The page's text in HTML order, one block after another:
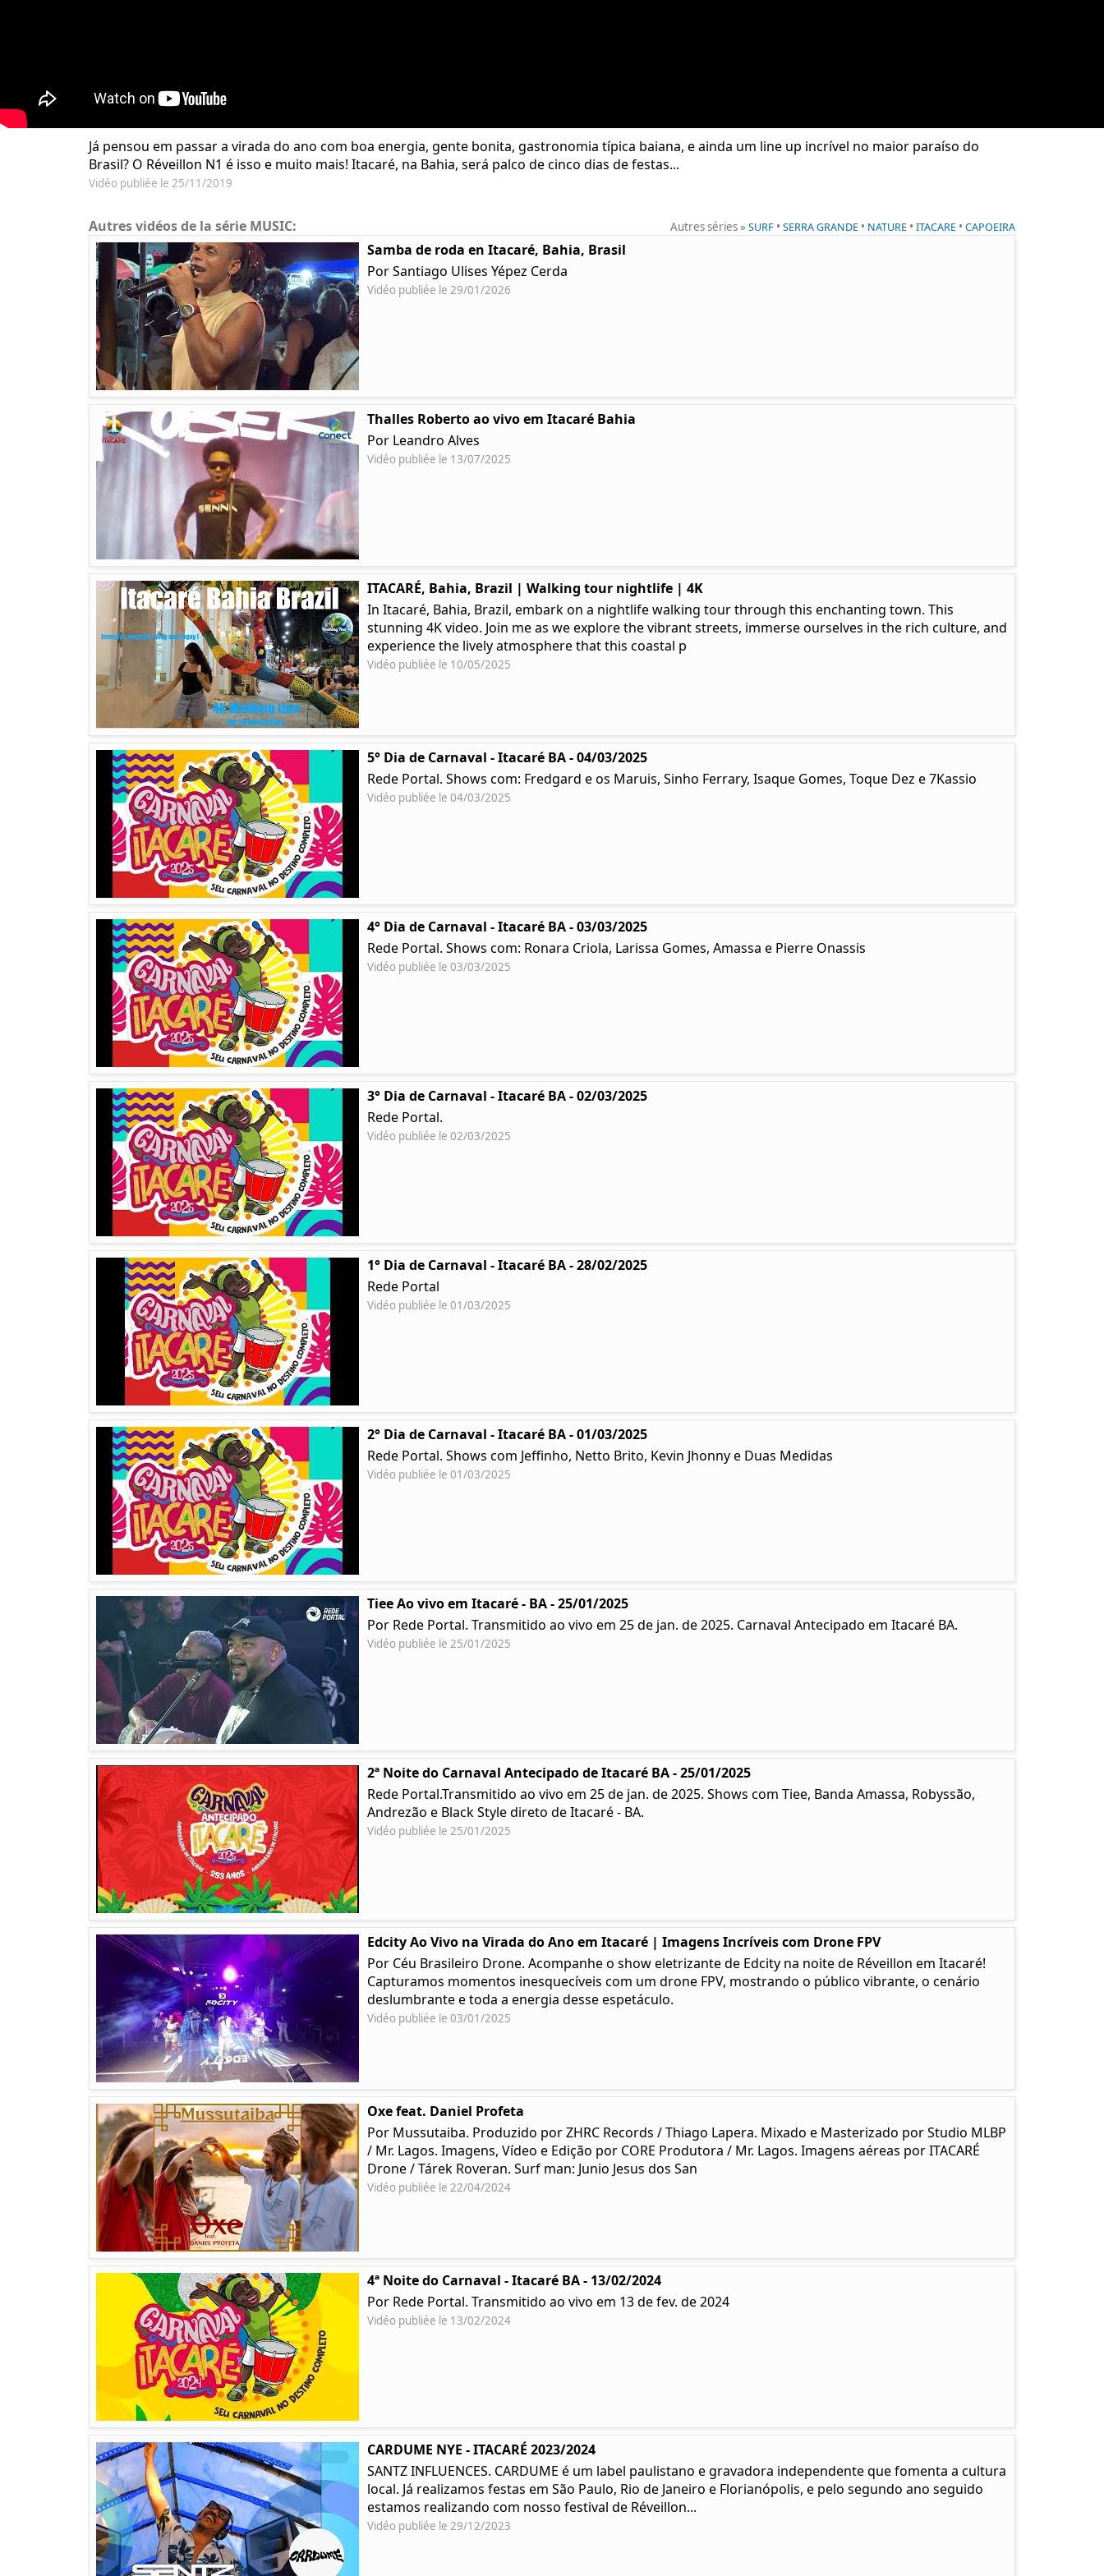
Já pensou em passar a virada do ano com boa energia, gente bonita, gastronomia típica baiana, e ainda um line up incrível no maior paraíso do
Brasil? O Réveillon N1 é isso e muito mais! Itacaré, na Bahia, será palco de cinco dias de festas...
Vidéo publiée le 25/11/2019
Autres séries »SURF •SERRA GRANDE • NATURE •ITACARE •CAPOEIRA
Autres vidéos de la série MUSIC:
Samba de roda en Itacaré, Bahia, Brasil
Por Santiago Ulises Yépez Cerda
Vidéo publiée le 29/01/2026
Thalles Roberto ao vivo em Itacaré Bahia
Por Leandro Alves
Vidéo publiée le 13/07/2025
ITACARÉ, Bahia, Brazil | Walking tour nightlife | 4K
In Itacaré, Bahia, Brazil, embark on a nightlife walking tour through this enchanting town. This
stunning 4K video. Join me as we explore the vibrant streets, immerse ourselves in the rich culture, and
experience the lively atmosphere that this coastal p
Vidéo publiée le 10/05/2025
5° Dia de Carnaval - Itacaré BA - 04/03/2025
Rede Portal. Shows com: Fredgard e os Maruis, Sinho Ferrary, Isaque Gomes, Toque Dez e 7Kassio
Vidéo publiée le 04/03/2025
4° Dia de Carnaval - Itacaré BA - 03/03/2025
Rede Portal. Shows com: Ronara Criola, Larissa Gomes, Amassa e Pierre Onassis
Vidéo publiée le 03/03/2025
3° Dia de Carnaval - Itacaré BA - 02/03/2025
Rede Portal.
Vidéo publiée le 02/03/2025
1° Dia de Carnaval - Itacaré BA - 28/02/2025
Rede Portal
Vidéo publiée le 01/03/2025
2° Dia de Carnaval - Itacaré BA - 01/03/2025
Rede Portal. Shows com Jeffinho, Netto Brito, Kevin Jhonny e Duas Medidas
Vidéo publiée le 01/03/2025
Tiee Ao vivo em Itacaré - BA - 25/01/2025
Por Rede Portal. Transmitido ao vivo em 25 de jan. de 2025. Carnaval Antecipado em Itacaré BA.
Vidéo publiée le 25/01/2025
2ª Noite do Carnaval Antecipado de Itacaré BA - 25/01/2025
Rede Portal.Transmitido ao vivo em 25 de jan. de 2025. Shows com Tiee, Banda Amassa, Robyssão,
Andrezão e Black Style direto de Itacaré - BA.
Vidéo publiée le 25/01/2025
Edcity Ao Vivo na Virada do Ano em Itacaré | Imagens Incríveis com Drone FPV
Por Céu Brasileiro Drone. Acompanhe o show eletrizante de Edcity na noite de Réveillon em Itacaré!
Capturamos momentos inesquecíveis com um drone FPV, mostrando o público vibrante, o cenário
deslumbrante e toda a energia desse espetáculo.
Vidéo publiée le 03/01/2025
Oxe feat. Daniel Profeta
Por Mussutaiba. Produzido por ZHRC Records / Thiago Lapera. Mixado e Masterizado por Studio MLBP
/ Mr. Lagos. Imagens, Vídeo e Edição por CORE Produtora / Mr. Lagos. Imagens aéreas por ITACARÉ
Drone / Tárek Roveran. Surf man: Junio Jesus dos San
Vidéo publiée le 22/04/2024
4ª Noite do Carnaval - Itacaré BA - 13/02/2024
Por Rede Portal. Transmitido ao vivo em 13 de fev. de 2024
Vidéo publiée le 13/02/2024
CARDUME NYE - ITACARÉ 2023/2024
SANTZ INFLUENCES. CARDUME é um label paulistano e gravadora independente que fomenta a cultura
local. Já realizamos festas em São Paulo, Rio de Janeiro e Florianópolis, e pelo segundo ano seguido
estamos realizando com nosso festival de Réveillon...
Vidéo publiée le 29/12/2023